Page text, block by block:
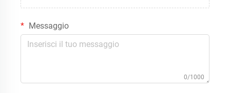
Messaggio
0/1000